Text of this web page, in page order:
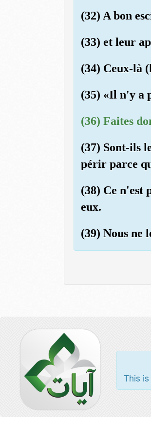
(32) A bon
(33) et leur
(34) Ceux-là
(35) «Il n'y a
(36) Faites
(37) Sont-ils
périr parce
(38) Ce n'est
eux.
(39) Nous ne
This